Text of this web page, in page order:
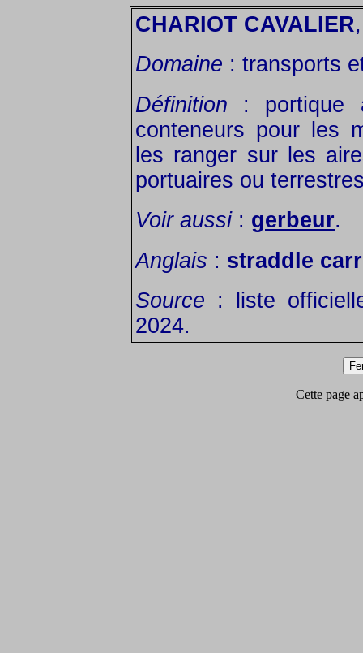
CHARIOT CAVALIER
Domaine : transports
Définition : portique
conteneurs pour les
les ranger sur les
portuaires ou
Voir aussi: gerbeur.
Anglais : straddle
Source : liste
2024.
Cette page